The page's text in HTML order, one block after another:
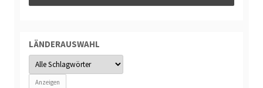
LÄNDERAUSWAHL